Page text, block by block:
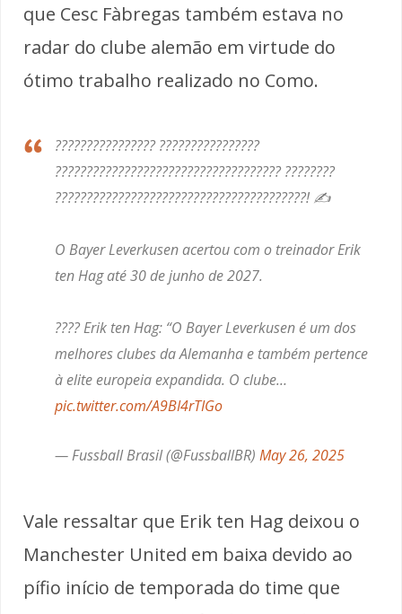
que Cesc Fàbregas também estava no
radar do clube alemão em virtude do
ótimo trabalho realizado no Como.
???????????????? ????????????????
???????????????????????????????????? ????????
????????????????????????????????????????! ✍️
O Bayer Leverkusen acertou com o treinador Erik
ten Hag até 30 de junho de 2027.
???? Erik ten Hag: “O Bayer Leverkusen é um dos
melhores clubes da Alemanha e também pertence
à elite europeia expandida. O clube…
pic.twitter.com/A9BI4rTIGo
— Fussball Brasil (@FussballBR) May 26, 2025
Vale ressaltar que Erik ten Hag deixou o
Manchester United em baixa devido ao
pífio início de temporada do time que